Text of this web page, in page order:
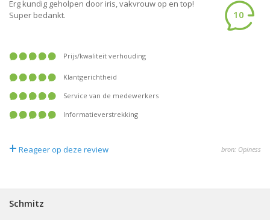
Erg kundig geholpen door iris, vakvrouw op en top!
Super bedankt.
10
prijs/kwaliteit verhouding
klantgerichtheid
service van de medewerkers
informatieverstrekking
+ Reageer op deze review bron: Opiness
Schmitz